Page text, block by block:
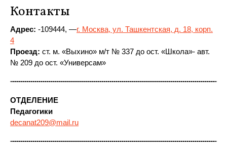
Контакты
Адрес: -109444, —г. Москва, ул. Ташкентская, д. 18, корп.
4
Проезд: ст. м. «Выхино» м/т № 337 до ост. «Школа»- авт.
№ 209 до ост. «Универсам»
ОТДЕЛЕНИЕ
Педагогики
decanat209@mail.ru